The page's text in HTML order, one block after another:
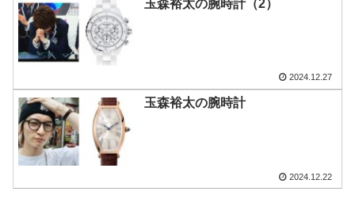
玉森裕太の腕時計（2）
2024.12.27
玉森裕太の腕時計
2024.12.22